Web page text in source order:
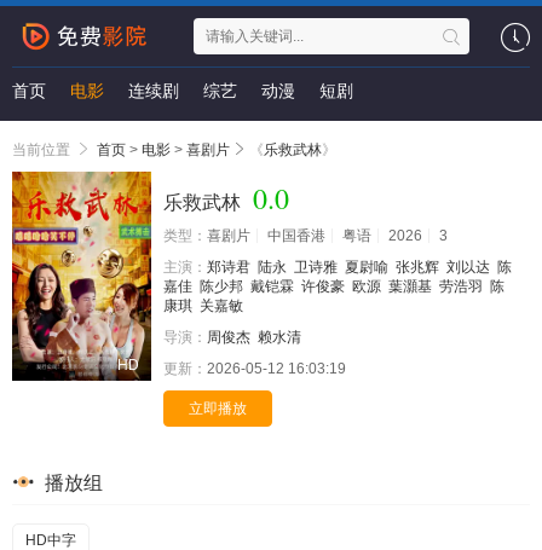
首页 电影 连续剧 综艺 动漫 短剧
当前位置 首页 > 电影 > 喜剧片 《乐救武林》
HD
乐救武林 0.0
类型： 喜剧片 中国香港 粤语 2026
3
主演： 郑诗君 陆永 卫诗雅 夏尉喻 张兆辉 刘以达 陈
嘉佳 陈少邦 戴铠霖 许俊豪 欧源 葉灝基 劳浩羽
陈
康琪 关嘉敏
导演： 周俊杰 赖水清
更新： 2026-05-12 16:03:19
立即播放
播放组
HD中字